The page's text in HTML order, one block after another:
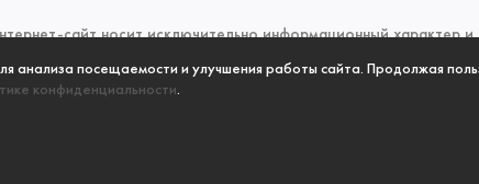
анализа посещаемости и улучшения работы сайта. Продолжая
конфиденциальности.
сайт носит исключительно информационный характер и
Гражданского кодекса Российской Федерации. Для
обращайтесь к менеджерам отдела продаж по